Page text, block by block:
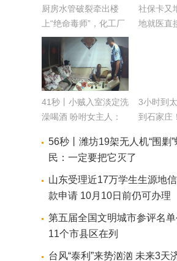
厨房水管破裂牵出楼
上“绝命毒师”，化工厂
技术员组团制毒
社保卡又
地就医直
41秒丨小贼入室淡定洗
澡喝酒 吩咐女主人：
3小时到
到石家庄
56秒丨潍坊19架无人机“围剿
民：一定要把它灭了
山东受理近17万学生生源地
款申请 10月10日前仍可办理
第五届全国文明城市参评名
11个市县区在列
台风“泰利”来势汹汹 未来3天